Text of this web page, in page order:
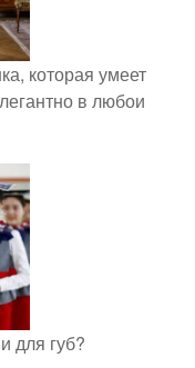
которая умеет
в любои
для губ?